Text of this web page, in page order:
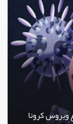
کرونا